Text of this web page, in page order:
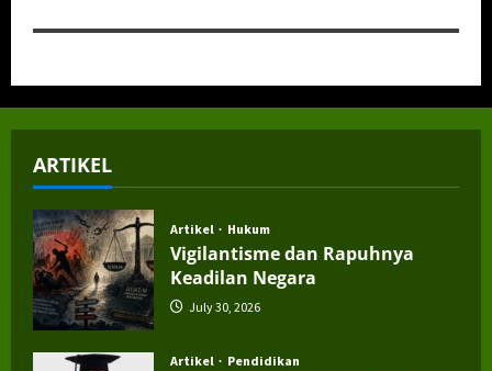
ARTIKEL
Artikel Hukum
Vigilantisme dan Rapuhnya
Keadilan Negara
July 30, 2026
Artikel Pendidikan